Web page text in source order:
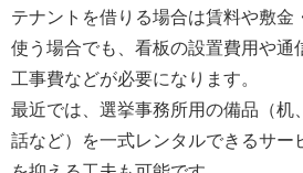
テナントを借りる場合は賃料や敷金
使う場合でも、看板の設置費用や通
工事費などが必要になります。
最近では、選挙事務所用の備品（机
話など）を一式レンタルできるサー